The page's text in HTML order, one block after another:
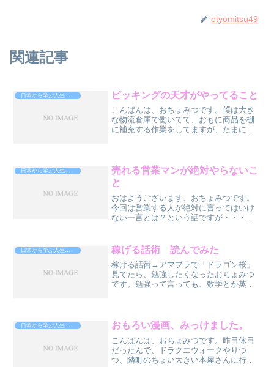
otyomitsu49
関連記事
ピッキングの天才がやってること
こんばんは、おちょみつです。僕は大き
な物流倉庫で働いてて、おもに商品を棚
に補充する作業をしてますが、たまにピ
ピッキングは、全員女性。...
日常から学ぶ人生攻略法
売れる営業マンが絶対やらないこ
と
おはようございます、おちょみつです。
今回は営業する人が絶対に言ってはいけ
ない一言とは？という話ですが・・・、
場に来るのに、3種類の人、１ １０分前
に来る人２ ５分前に来...
稼げる話術 読んでみた
稼げる話術→アマプラで「ドラゴン桜」
見てたら、勉強したくなったおちょみつ
です。勉強って言っても、数学とか英語
に積読してた本を片っ端から...
日常から学ぶ人生攻略法 おもろい漫画、みっけました。
こんばんは、おちょみつです。昨日休日
だったんで、ドラクエウォークやりつ
つ、隣町のちょい大きい本屋さんに行っ